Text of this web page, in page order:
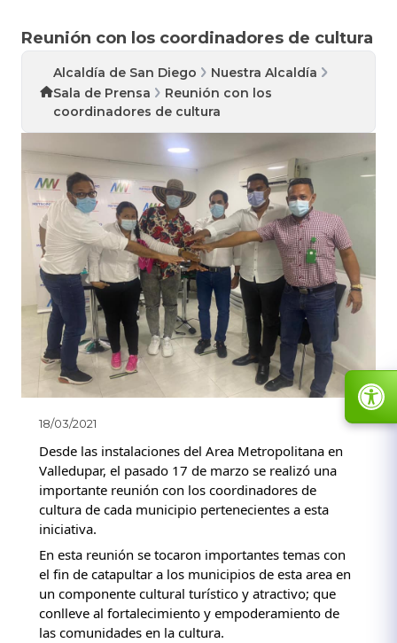
Reunión con los coordinadores de cultura
Alcaldía de San Diego
Nuestra Alcaldía
Sala de Prensa
Reunión con los
coordinadores de cultura
18/03/2021
Desde las instalaciones del Area Metropolitana en
Valledupar, el pasado 17 de marzo se realizó una
importante reunión con los coordinadores de
cultura de cada municipio pertenecientes a esta
iniciativa.
En esta reunión se tocaron importantes temas con
el fin de catapultar a los municipios de esta area en
un componente cultural turístico y atractivo; que
conlleve al fortalecimiento y empoderamiento de
las comunidades en la cultura.